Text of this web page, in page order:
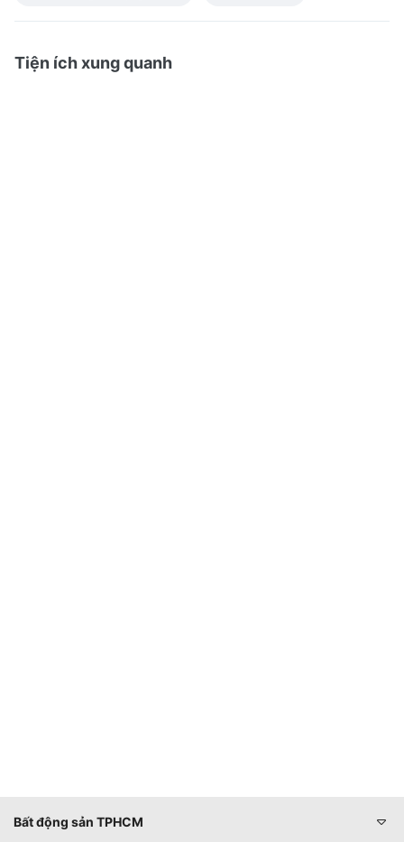
Tiện ích xung quanh
Bất động sản TPHCM